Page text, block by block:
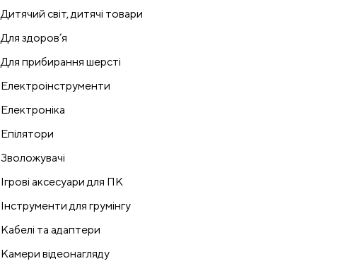
Дитячий світ, дитячі товари
Для здоров’я
Для прибирання шерсті
Електроінструменти
Електроніка
Епілятори
Зволожувачі
Ігрові аксесуари для ПК
Інструменти для грумінгу
Кабелі та адаптери
Камери відеонагляду